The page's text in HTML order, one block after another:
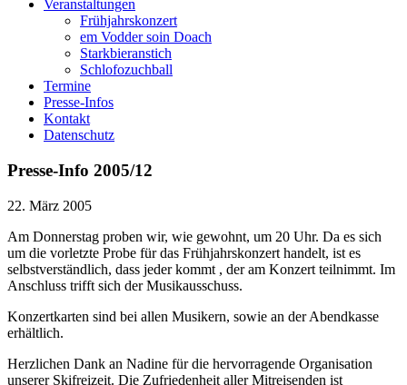
Veranstaltungen
Frühjahrskonzert
em Vodder soin Doach
Starkbieranstich
Schlofozuchball
Termine
Presse-Infos
Kontakt
Datenschutz
Presse-Info 2005/12
22. März 2005
Am Donnerstag proben wir, wie gewohnt, um 20 Uhr. Da es sich
um die vorletzte Probe für das Frühjahrskonzert handelt, ist es
selbstverständlich, dass jeder kommt , der am Konzert teilnimmt. Im
Anschluss trifft sich der Musikausschuss.
Konzertkarten sind bei allen Musikern, sowie an der Abendkasse
erhältlich.
Herzlichen Dank an Nadine für die hervorragende Organisation
unserer Skifreizeit. Die Zufriedenheit aller Mitreisenden ist